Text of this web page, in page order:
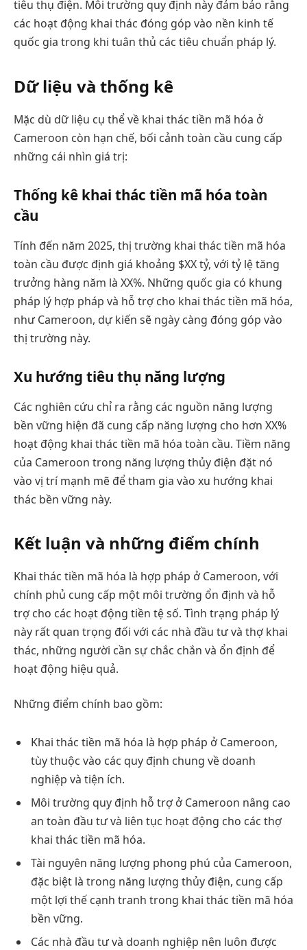
tiêu thụ điện. Môi trường quy định này đảm bảo rằng
các hoạt động khai thác đóng góp vào nền kinh tế
quốc gia trong khi tuân thủ các tiêu chuẩn pháp lý.
Dữ liệu và thống kê
Mặc dù dữ liệu cụ thể về khai thác tiền mã hóa ở
Cameroon còn hạn chế, bối cảnh toàn cầu cung cấp
những cái nhìn giá trị:
Thống kê khai thác tiền mã hóa toàn
cầu
Tính đến năm 2025, thị trường khai thác tiền mã hóa
toàn cầu được định giá khoảng $XX tỷ, với tỷ lệ tăng
trưởng hàng năm là XX%. Những quốc gia có khung
pháp lý hợp pháp và hỗ trợ cho khai thác tiền mã hóa,
như Cameroon, dự kiến sẽ ngày càng đóng góp vào
thị trường này.
Xu hướng tiêu thụ năng lượng
Các nghiên cứu chỉ ra rằng các nguồn năng lượng
bền vững hiện đã cung cấp năng lượng cho hơn XX%
hoạt động khai thác tiền mã hóa toàn cầu. Tiềm năng
của Cameroon trong năng lượng thủy điện đặt nó
vào vị trí mạnh mẽ để tham gia vào xu hướng khai
thác bền vững này.
Kết luận và những điểm chính
Khai thác tiền mã hóa là hợp pháp ở Cameroon, với
chính phủ cung cấp một môi trường ổn định và hỗ
trợ cho các hoạt động tiền tệ số. Tình trạng pháp lý
này rất quan trọng đối với các nhà đầu tư và thợ khai
thác, những người cần sự chắc chắn và ổn định để
hoạt động hiệu quả.
Những điểm chính bao gồm:
Khai thác tiền mã hóa là hợp pháp ở Cameroon,
tùy thuộc vào các quy định chung về doanh
nghiệp và tiện ích.
Môi trường quy định hỗ trợ ở Cameroon nâng cao
an toàn đầu tư và liên tục hoạt động cho các thợ
khai thác tiền mã hóa.
Tài nguyên năng lượng phong phú của Cameroon,
đặc biệt là trong năng lượng thủy điện, cung cấp
một lợi thế cạnh tranh trong khai thác tiền mã hóa
bền vững.
Các nhà đầu tư và doanh nghiệp nên luôn được